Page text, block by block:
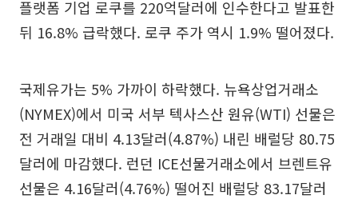
플랫폼 기업 로쿠를 220억달러에 인수한다고 발표한
뒤 16.8% 급락했다. 로쿠 주가 역시 1.9% 떨어졌다.
국제유가는 5% 가까이 하락했다. 뉴욕상업거래소
(NYMEX)에서 미국 서부 텍사스산 원유(WTI) 선물은
전 거래일 대비 4.13달러(4.87%) 내린 배럴당 80.75
달러에 마감했다. 런던 ICE선물거래소에서 브렌트유
선물은 4.16달러(4.76%) 떨어진 배럴당 83.17달러